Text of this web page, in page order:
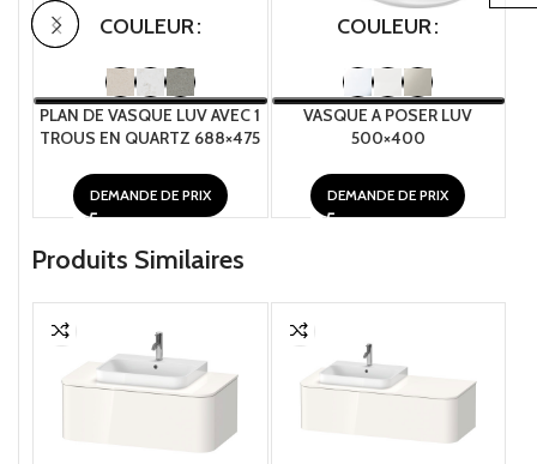
COULEUR
PLAN DE VASQUE LUV AVEC 1
TROUS EN QUARTZ 688×475
DEMANDE DE PRIX
COULEUR
VASQUE A POSER LUV
500×400
DEMANDE DE PRIX
Produits Similaires